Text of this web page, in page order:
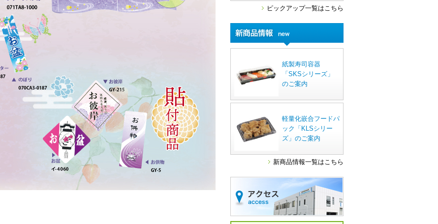
ピックアップ一覧はこちら
紙製寿司容器
「SKSシリーズ」
のご案内
軽量化嵌合フードパ
ック「KLSシリー
ズ」のご案内
新商品情報一覧はこちら